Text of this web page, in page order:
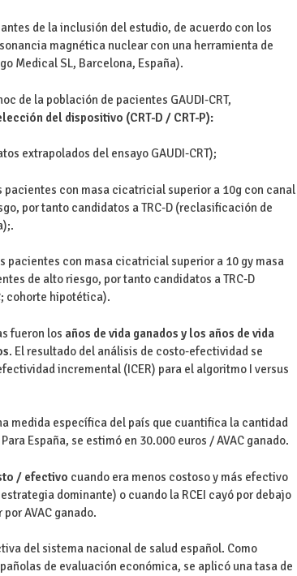
de la inclusión del estudio, de acuerdo con los
magnética nuclear con una herramienta de
Medical SL, Barcelona, España).
de la población de pacientes GAUDI-CRT,
del dispositivo (CRT-D / CRT-P):
extrapolados del ensayo GAUDI-CRT);
pacientes con masa cicatricial superior a 10g con canal
por tanto candidatos a TRC-D (reclasificación de
pacientes con masa cicatricial superior a 10 gy masa
de alto riesgo, por tanto candidatos a TRC-D
cohorte hipotética).
fueron los años de vida ganados y los años de vida
. El resultado del análisis de costo-efectividad se
incremental (ICER) para el algoritmo I versus
medida específica del país que cuantifica la cantidad
España, se estimó en 30.000 euros / AVAC ganado.
/ efectivo cuando era menos costoso y más efectivo
dominante) o cuando la RCEI cayó por debajo
AVAC ganado.
del sistema nacional de salud español. Como
de evaluación económica, se aplicó una tasa de